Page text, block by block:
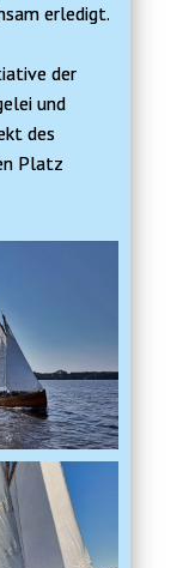
erledigt.
der
und
des
Platz